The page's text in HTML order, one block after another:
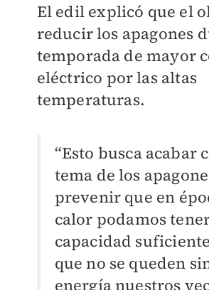
El edil explicó que el
reducir los apagones
temporada de mayor
eléctrico por las altas
temperaturas.
“Esto busca acabar
tema de los
prevenir que en
calor podamos
capacidad
que no se queden
energía nuestros